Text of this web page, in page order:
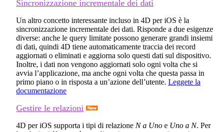
Sincronizzazione incrementale dei dati
Un altro concetto interessante incluso in 4D per iOS è la
sincronizzazione incrementale dei dati. Risponde a due esigenze
diverse: anche le query limitate possono generare grandi insiemi
di dati, quindi 4D tiene automaticamente traccia dei record
aggiornati o eliminati e aggiorna solo questi dati sul dispositivo.
Inoltre, i dati non vengono aggiornati solo ogni volta che si
avvia l’applicazione, ma anche ogni volta che questa passa in
primo piano o in risposta a un’azione dell’utente. Leggete la
documentazione
Gestire le relazioni
4D per iOS supporta i tipi di relazione N a Uno e Uno a N. Per